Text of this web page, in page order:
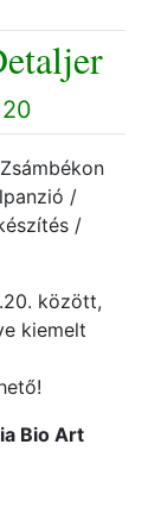
/
/
között,
kiemelt
Bio Art